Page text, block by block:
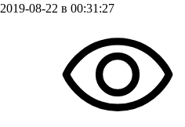
2019-08-22 в 00:31:27